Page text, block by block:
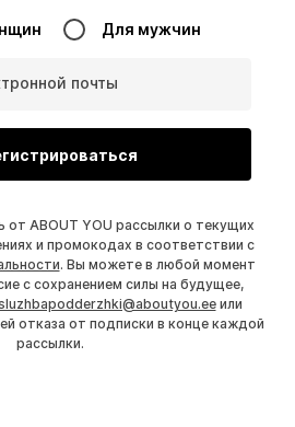
Для мужчин
почты
от ABOUT YOU рассылки о текущих
и промокодах в соответствии с
. Вы можете в любой момент
с сохранением силы на будущее,
или
отказа от подписки в конце каждой
рассылки.